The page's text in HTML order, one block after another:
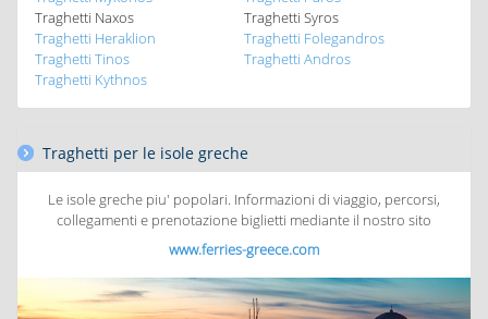
Traghetti Naxos
Traghetti Syros
Traghetti Heraklion
Traghetti Folegandros
Traghetti Tinos
Traghetti Andros
Traghetti Kythnos
Traghetti per le isole greche
Le isole greche piu' popolari. Informazioni di viaggio, percorsi,
collegamenti e prenotazione biglietti mediante il nostro sito
www.ferries-greece.com